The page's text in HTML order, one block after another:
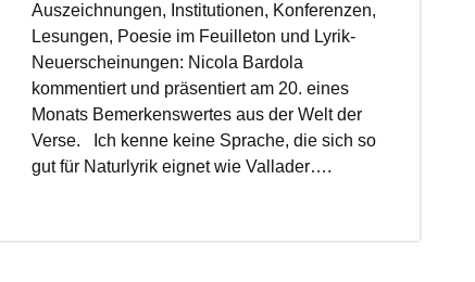
Auszeichnungen, Institutionen, Konferenzen,
Lesungen, Poesie im Feuilleton und Lyrik-
Neuerscheinungen: Nicola Bardola
kommentiert und präsentiert am 20. eines
Monats Bemerkenswertes aus der Welt der
Verse. Ich kenne keine Sprache, die sich so
gut für Naturlyrik eignet wie Vallader….